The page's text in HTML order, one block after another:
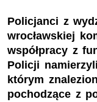
Policjanci z
wrocławskiej
współpracy z
Policji
którym
pochodzące z